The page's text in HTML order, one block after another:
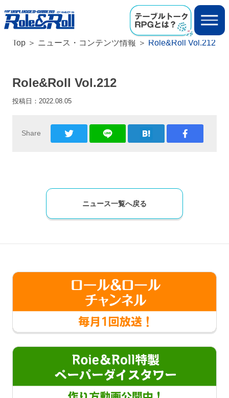
Top ニュース・コンテンツ情報 Role&Roll Vol.212
Role&Roll Vol.212
投稿日： 2022.08.05
Share
ニュース一覧へ戻る